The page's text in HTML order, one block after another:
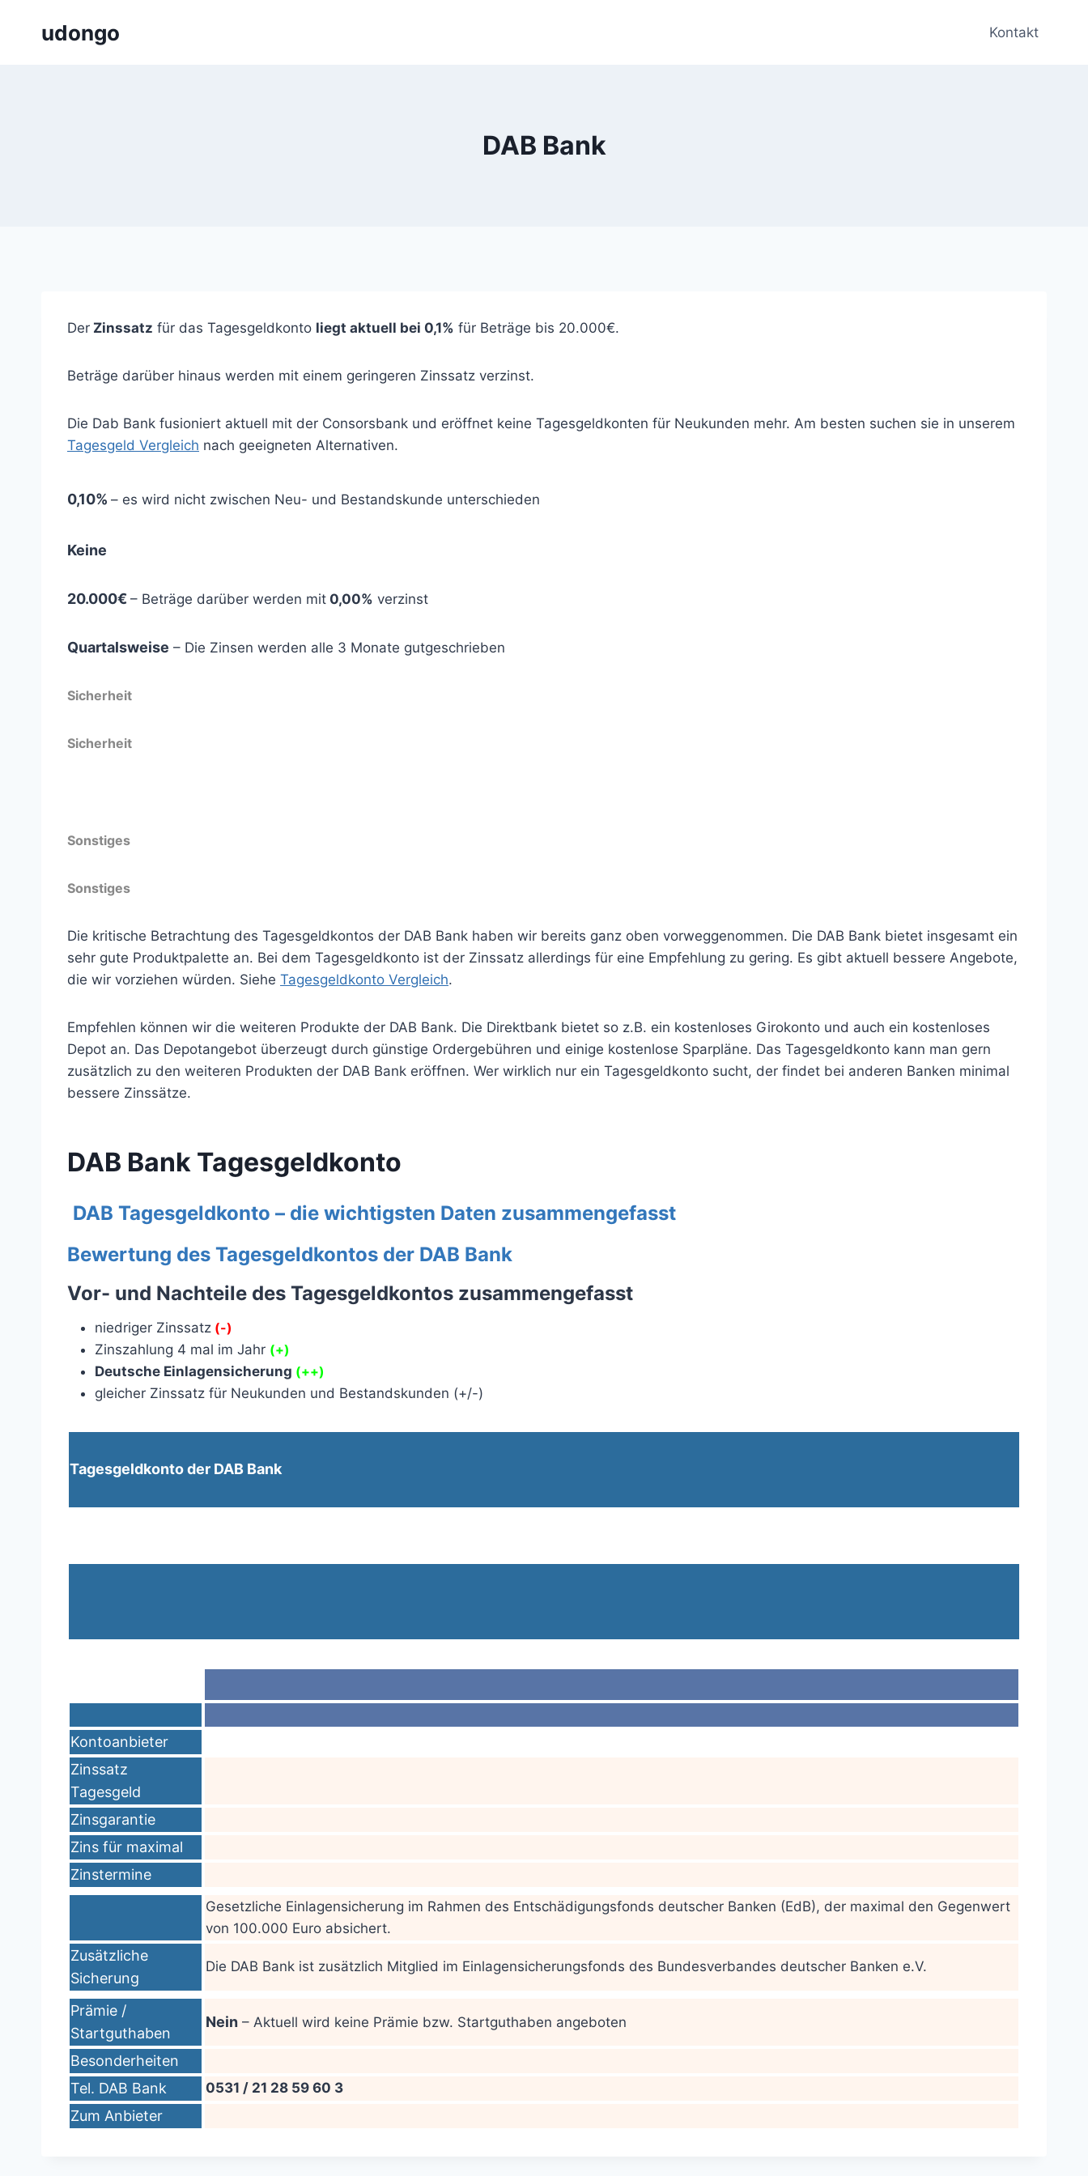
udongo Kontakt
DAB Bank
Der Zinssatz für das Tagesgeldkonto liegt aktuell bei 0,1% für Beträge bis 20.000€.
Beträge darüber hinaus werden mit einem geringeren Zinssatz verzinst.
Die Dab Bank fusioniert aktuell mit der Consorsbank und eröffnet keine Tagesgeldkonten für Neukunden mehr. Am besten suchen sie in unserem
Tagesgeld Vergleich nach geeigneten Alternativen.
0,10% – es wird nicht zwischen Neu- und Bestandskunde unterschieden
Keine
20.000€ – Beträge darüber werden mit 0,00% verzinst
Quartalsweise – Die Zinsen werden alle 3 Monate gutgeschrieben
Sicherheit
Sicherheit
Sonstiges
Sonstiges
Die kritische Betrachtung des Tagesgeldkontos der DAB Bank haben wir bereits ganz oben vorweggenommen. Die DAB Bank bietet insgesamt ein
sehr gute Produktpalette an. Bei dem Tagesgeldkonto ist der Zinssatz allerdings für eine Empfehlung zu gering. Es gibt aktuell bessere Angebote,
die wir vorziehen würden. Siehe Tagesgeldkonto Vergleich.
Empfehlen können wir die weiteren Produkte der DAB Bank. Die Direktbank bietet so z.B. ein kostenloses Girokonto und auch ein kostenloses
Depot an. Das Depotangebot überzeugt durch günstige Ordergebühren und einige kostenlose Sparpläne. Das Tagesgeldkonto kann man gern
zusätzlich zu den weiteren Produkten der DAB Bank eröffnen. Wer wirklich nur ein Tagesgeldkonto sucht, der findet bei anderen Banken minimal
bessere Zinssätze.
DAB Bank Tagesgeldkonto
DAB Tagesgeldkonto – die wichtigsten Daten zusammengefasst
Bewertung des Tagesgeldkontos der DAB Bank
Vor- und Nachteile des Tagesgeldkontos zusammengefasst
niedriger Zinssatz (-)
Zinszahlung 4 mal im Jahr (+)
Deutsche Einlagensicherung (++)
gleicher Zinssatz für Neukunden und Bestandskunden (+/-)
Tagesgeldkonto der DAB Bank
Kontoanbieter
Zinssatz
Tagesgeld
Zinsgarantie
Zins für maximal
Zinstermine
Gesetzliche Einlagensicherung im Rahmen des Entschädigungsfonds deutscher Banken (EdB), der maximal den Gegenwert
von 100.000 Euro absichert.
Zusätzliche
Sicherung
Die DAB Bank ist zusätzlich Mitglied im Einlagensicherungsfonds des Bundesverbandes deutscher Banken e.V.
Prämie /
Startguthaben
Nein – Aktuell wird keine Prämie bzw. Startguthaben angeboten
Besonderheiten
Tel. DAB Bank
0531 / 21 28 59 60 3
Zum Anbieter